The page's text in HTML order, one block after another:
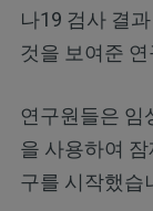
나19 검사 결
것을 보여준
연구원들은 임
을 사용하여
구를 시작했습